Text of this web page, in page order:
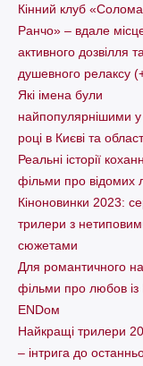
Кінний клуб
Ранчо» – вдале
активного дозвілля
душевного релаксу
Які імена були
найпопулярнішими
році в Києві та
Реальні історії
фільми про відомих
Кіноновинки 2023:
трилери з
сюжетами
Для романтичного
фільми про любов із
ENDом
Найкращі трилери
– інтрига до